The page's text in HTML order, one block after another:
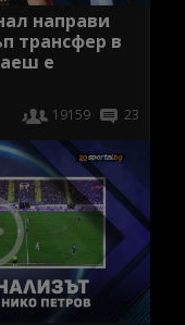
направи
трансфер в
е
19159 23